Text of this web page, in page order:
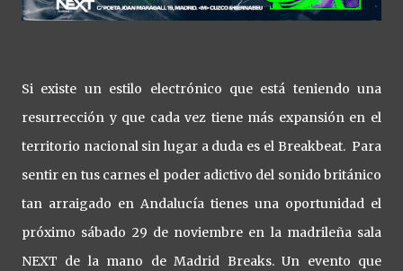
Si existe un estilo electrónico que está teniendo una
resurrección y que cada vez tiene más expansión en el
territorio nacional sin lugar a duda es el Breakbeat. Para
sentir en tus carnes el poder adictivo del sonido británico
tan arraigado en Andalucía tienes una oportunidad el
próximo sábado 29 de noviembre en la madrileña sala
NEXT de la mano de Madrid Breaks. Un evento que